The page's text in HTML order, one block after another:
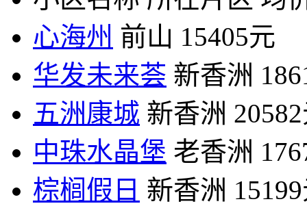
心海州 前山 15405元
华发未来荟 新香洲
五洲康城 新香洲
中珠水晶堡 老香洲
棕榈假日 新香洲